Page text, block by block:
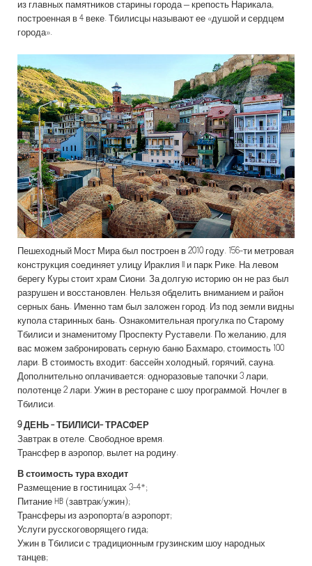
из главных памятников старины города – крепость Нарикала,
построенная в 4 веке. Тбилисцы называют ее «душой и сердцем
города».
Пешеходный Мост Мира был построен в 2010 году. 156-ти метровая
конструкция соединяет улицу Ираклия II и парк Рике. На левом
берегу Куры стоит храм Сиони. За долгую историю он не раз был
разрушен и восстановлен. Нельзя обделить вниманием и район
серных бань. Именно там был заложен город. Из под земли видны
купола старинных бань. Ознакомительная прогулка по Старому
Тбилиси и знаменитому Проспекту Руставели. По желанию, для
вас можем забронировать серную баню Бахмаро, стоимость 100
лари. В стоимость входит: бассейн холодный, горячий, сауна.
Дополнительно оплачивается: одноразовые тапочки 3 лари,
полотенце 2 лари. Ужин в ресторане с шоу программой. Ночлег в
Тбилиси.
9 ДЕНЬ -ТБИЛИСИ- ТРАСФЕР
Завтрак в отеле. Свободное время.
Трансфер в аэропор, вылет на родину.
В стоимость тура входит
Размещение в гостиницах 3-4*;
Питание HB (завтрак/ужин);
Трансферы из аэропорта/в аэропорт;
Услуги русскоговорящего гида;
Ужин в Тбилиси с традиционным грузинским шоу народных
танцев;